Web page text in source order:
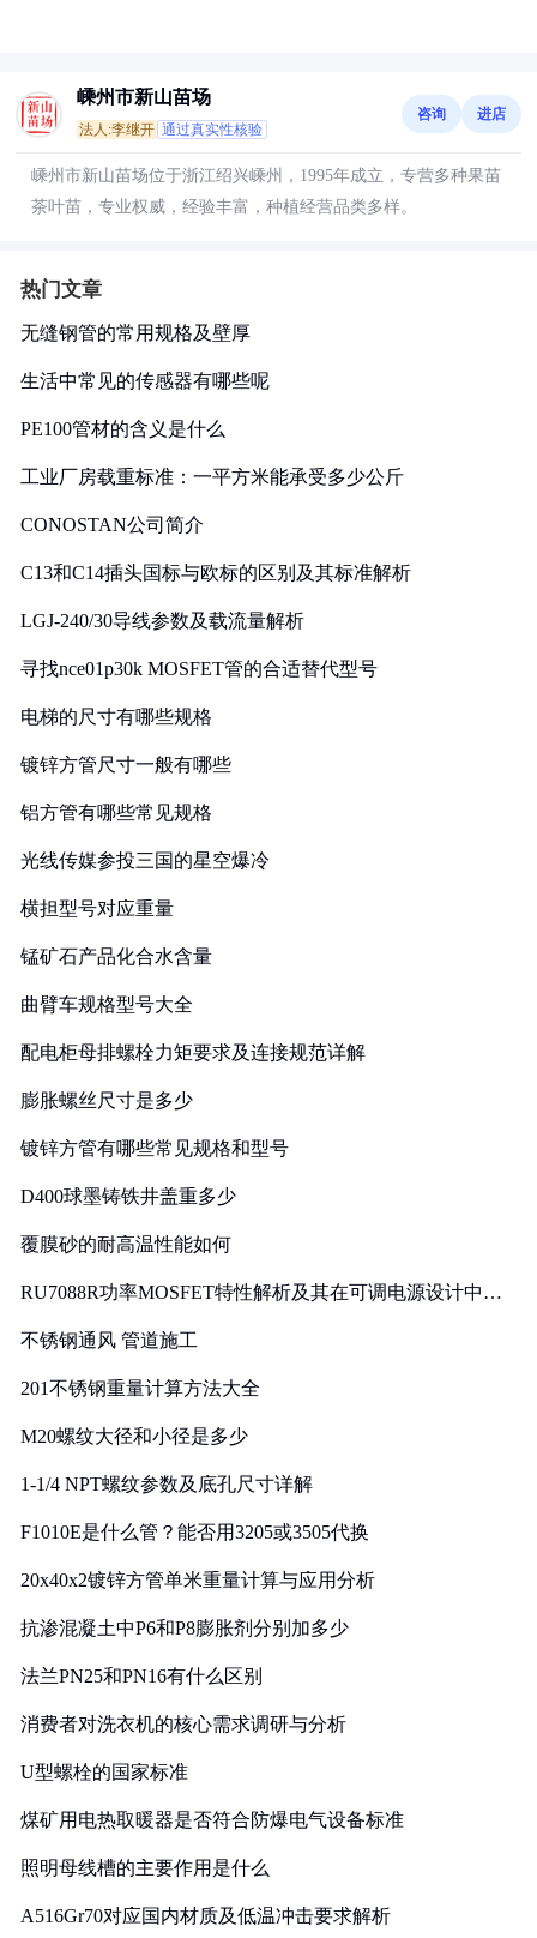
嵊州市新山苗场
法人:李继开 通过真实性核验
咨询 进店
嵊州市新山苗场位于浙江绍兴嵊州，1995年成立，专营多种果苗
茶叶苗，专业权威，经验丰富，种植经营品类多样。
热门文章
无缝钢管的常用规格及壁厚
生活中常见的传感器有哪些呢
PE100管材的含义是什么
工业厂房载重标准：一平方米能承受多少公斤
CONOSTAN公司简介
C13和C14插头国标与欧标的区别及其标准解析
LGJ-240/30导线参数及载流量解析
寻找nce01p30k MOSFET管的合适替代型号
电梯的尺寸有哪些规格
镀锌方管尺寸一般有哪些
铝方管有哪些常见规格
光线传媒参投三国的星空爆冷
横担型号对应重量
锰矿石产品化合水含量
曲臂车规格型号大全
配电柜母排螺栓力矩要求及连接规范详解
膨胀螺丝尺寸是多少
镀锌方管有哪些常见规格和型号
D400球墨铸铁井盖重多少
覆膜砂的耐高温性能如何
RU7088R功率MOSFET特性解析及其在可调电源设计中的
不锈钢通风 管道施工
201不锈钢重量计算方法大全
M20螺纹大径和小径是多少
1-1/4 NPT螺纹参数及底孔尺寸详解
F1010E是什么管？能否用3205或3505代换
20x40x2镀锌方管单米重量计算与应用分析
抗渗混凝土中P6和P8膨胀剂分别加多少
法兰PN25和PN16有什么区别
消费者对洗衣机的核心需求调研与分析
U型螺栓的国家标准
煤矿用电热取暖器是否符合防爆电气设备标准
照明母线槽的主要作用是什么
A516Gr70对应国内材质及低温冲击要求解析